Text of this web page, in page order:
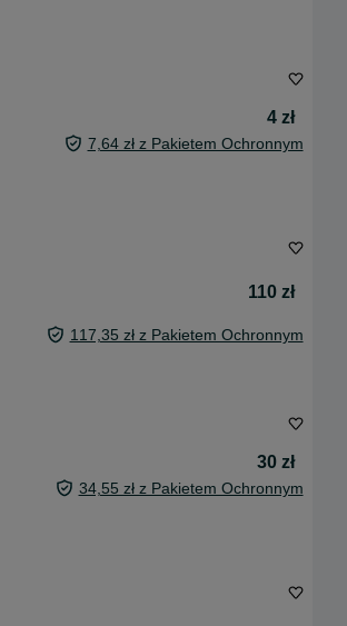
4 zł
7,64 zł z Pakietem Ochronnym
110 zł
117,35 zł z Pakietem Ochronnym
30 zł
34,55 zł z Pakietem Ochronnym